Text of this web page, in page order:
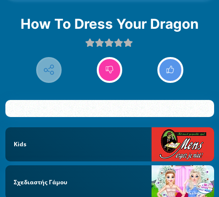
How To Dress Your Dragon
Kids
Σχεδιαστής Γάμου